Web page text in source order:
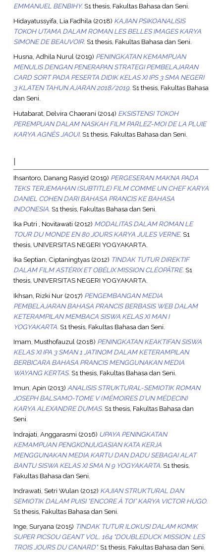
EMMANUEL BENBIHY.S1 thesis, Fakultas Bahasa dan Seni.
Hidayatussyifa, Lia Fadhila (2018) KAJIAN PSIKOANALISIS
TOKOH UTAMA DALAM ROMAN LES BELLES IMAGES KARYA
SIMONE DE BEAUVOIR. S1 thesis, Fakultas Bahasa dan Seni.
Husna, Adhila Nurul(2019) PENINGKATAN KEMAMPUAN
MENULIS DENGAN PENERAPAN STRATEGI PEMBELAJARAN
CARD SORT PADA PESERTA DIDIK KELAS XI IPS 3 SMA NEGERI
3 KLATEN TAHUN AJARAN 2018/2019. S1 thesis, Fakultas Bahasa
dan Seni.
Hutabarat, Delvira Chaerani (2014) EKSISTENSI TOKOH
PEREMPUAN DALAM NASKAH FILM PARLEZ-MOI DE LA PLUIE
KARYA AGNÈS JAOUI. S1 thesis, Fakultas Bahasa dan Seni.
I
Ihsantoro, Danang Rasyid (2019) PERGESERAN MAKNA PADA
TEKS TERJEMAHAN (SUBTITLE) FILM COMME UN CHEF KARYA
DANIEL COHEN DARI BAHASA PRANCIS KE BAHASA
INDONESIA. S1 thesis, Fakultas Bahasa dan Seni.
Ika Putri , Novitawati (2012) MODALITAS DALAM ROMAN LE
TOUR DU MONDE EN 80 JOURS KARYA JULES VERNE. S1
thesis, UNIVERSITAS NEGERI YOGYAKARTA.
Ika Septian, Ciptaningtyas(2012) TINDAK TUTUR DIREKTIF
DALAM FILM ASTÉRIX ET OBÉLIX MISSION CLÉOPÂTRE. S1
thesis, UNIVERSITAS NEGERI YOGYAKARTA.
Ikhsan, Rizki Nur(2017) PENGEMBANGAN MEDIA
PEMBELAJARAN BAHASA PRANCIS BERBASIS WEB DALAM
KETERAMPILAN MEMBACA SISWA KELAS XI MAN I
YOGYAKARTA. S1 thesis, Fakultas Bahasa dan Seni.
Imam, Musthofauzul (2018) PENINGKATAN KEAKTIFAN SISWA
KELAS XI IPA 3 SMAN 1 JATINOM DALAM KETERAMPILAN
BERBICARA BAHASA PRANCIS MENGGUNAKAN MEDIA
WAYANG KERTAS. S1 thesis, Fakultas Bahasa dan Seni.
Imun, Apin (2013) ANALISIS STRUKTURAL-SEMIOTIK ROMAN
JOSEPH BALSAMO-TOME V (MÉMOIRES D’UN MÉDECIN)
KARYA ALEXANDRE DUMAS. S1 thesis, Fakultas Bahasa dan
Seni.
Indrajati, Anggarasmi (2016) UPAYA PENINGKATAN
KEMAMPUAN PENGKONJUGASIAN KATA KERJA
MENGGUNAKAN MEDIA KARTU DAN DADU SEBAGAI ALAT
BANTU SISWA KELAS XI SMA N 9 YOGYAKARTA. S1 thesis,
Fakultas Bahasa dan Seni.
Indrawati, Setri Wulan (2012) KAJIAN STRUKTURAL DAN
SEMIOTIK DALAM PUISI “ENCORE À TOI” KARYA VICTOR HUGO.
S1 thesis, Fakultas Bahasa dan Seni.
Inge, Suryana(2015) TINDAK TUTUR ILOKUSI DALAM KOMIK
SUPER PICSOU GEANT VOL. 164 "DOUBLEDUCK MISSION: LES
TROIS JOURS DU CANARD".S1 thesis, Fakultas Bahasa dan Seni.